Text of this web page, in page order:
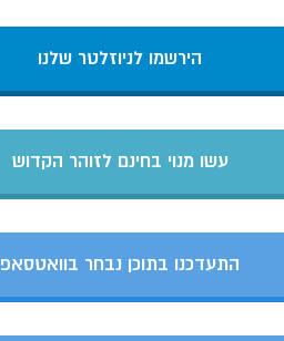
הירשמו לניוזלטר שלנו
עשו מנוי בחינם לזוהר הקדוש
התעדכנו בתוכן נבחר בוואטסאפ